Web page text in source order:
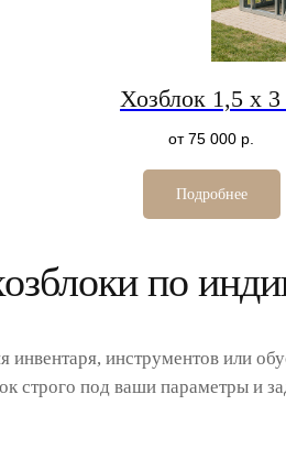
Хозблок 1,5 х
от 75 000 р.
Подробнее
по
инструментов или
строго под ваши параметры и